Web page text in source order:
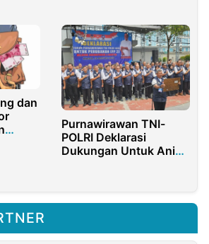
dan
Purnawirawan TNI-
POLRI Deklarasi
Dukungan Untuk Anies